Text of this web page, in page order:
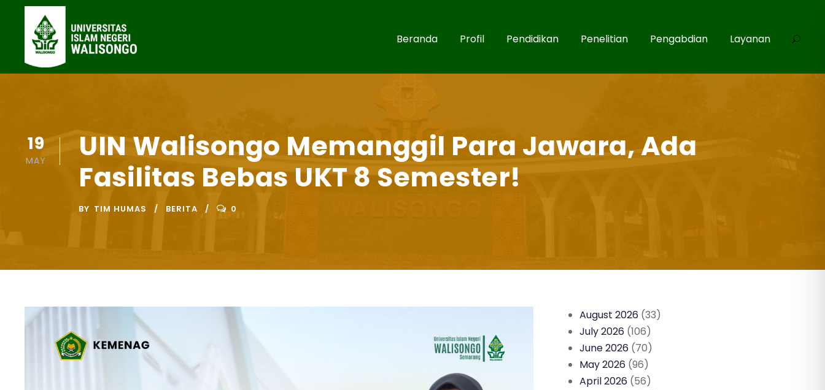
Beranda Profil Pendidikan Penelitian Pengabdian Layanan
19
MAY
UIN Walisongo Memanggil Para Jawara, Ada
Fasilitas Bebas UKT 8 Semester!
BY TIM HUMAS BERITA 0
August 2026 (33)
July 2026 (106)
June 2026 (70)
May 2026 (96)
April 2026 (56)